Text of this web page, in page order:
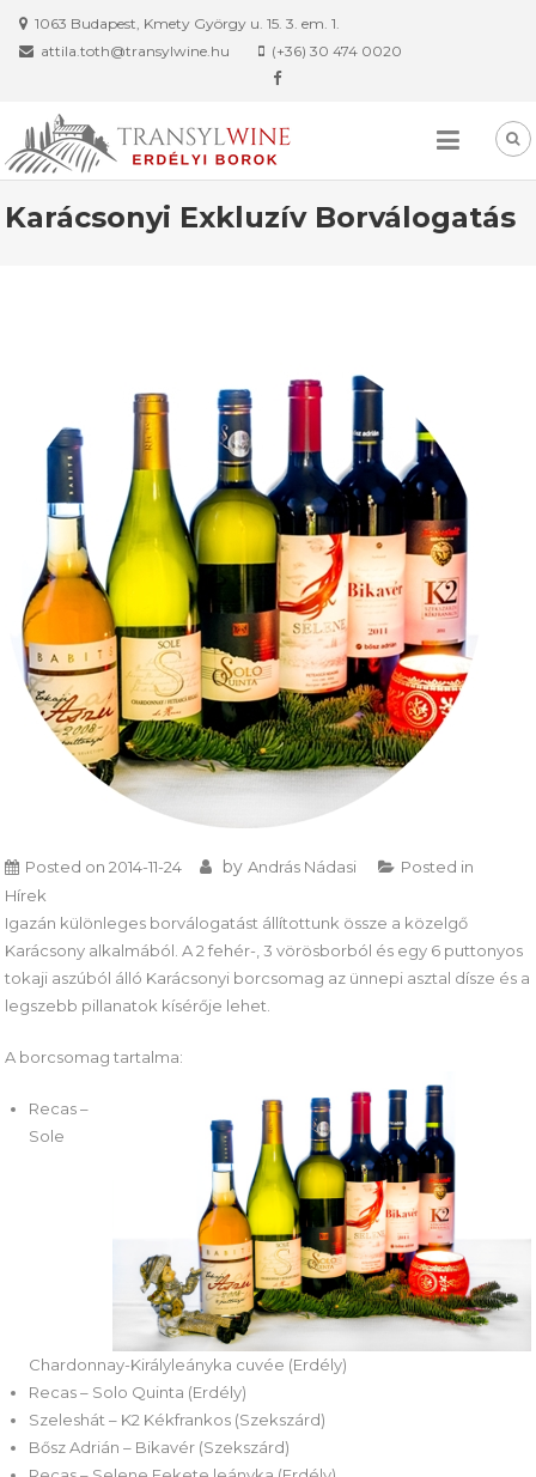
1063 Budapest, Kmety György u. 15. 3. em. 1.
attila.toth@transylwine.hu
(+36) 30 474 0020
Karácsonyi Exkluzív Borválogatás
Posted on2014-11-24 byAndrás Nádasi
Posted in
Hírek
Igazán különleges borválogatást állítottunk össze a közelgő
Karácsony alkalmából. A 2 fehér-, 3 vörösborból és egy 6 puttonyos
tokaji aszúból álló Karácsonyi borcsomag az ünnepi asztal dísze és a
legszebb pillanatok kísérője lehet.
A borcsomag tartalma:
Recas –
Sole
Chardonnay-Királyleányka cuvée (Erdély)
Recas – Solo Quinta (Erdély)
Szeleshát – K2 Kékfrankos (Szekszárd)
Bősz Adrián – Bikavér (Szekszárd)